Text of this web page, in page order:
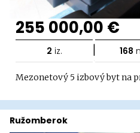
255 000,00 €
2 iz. | 168
Mezonetový 5 izbový byt na
Ružomberok